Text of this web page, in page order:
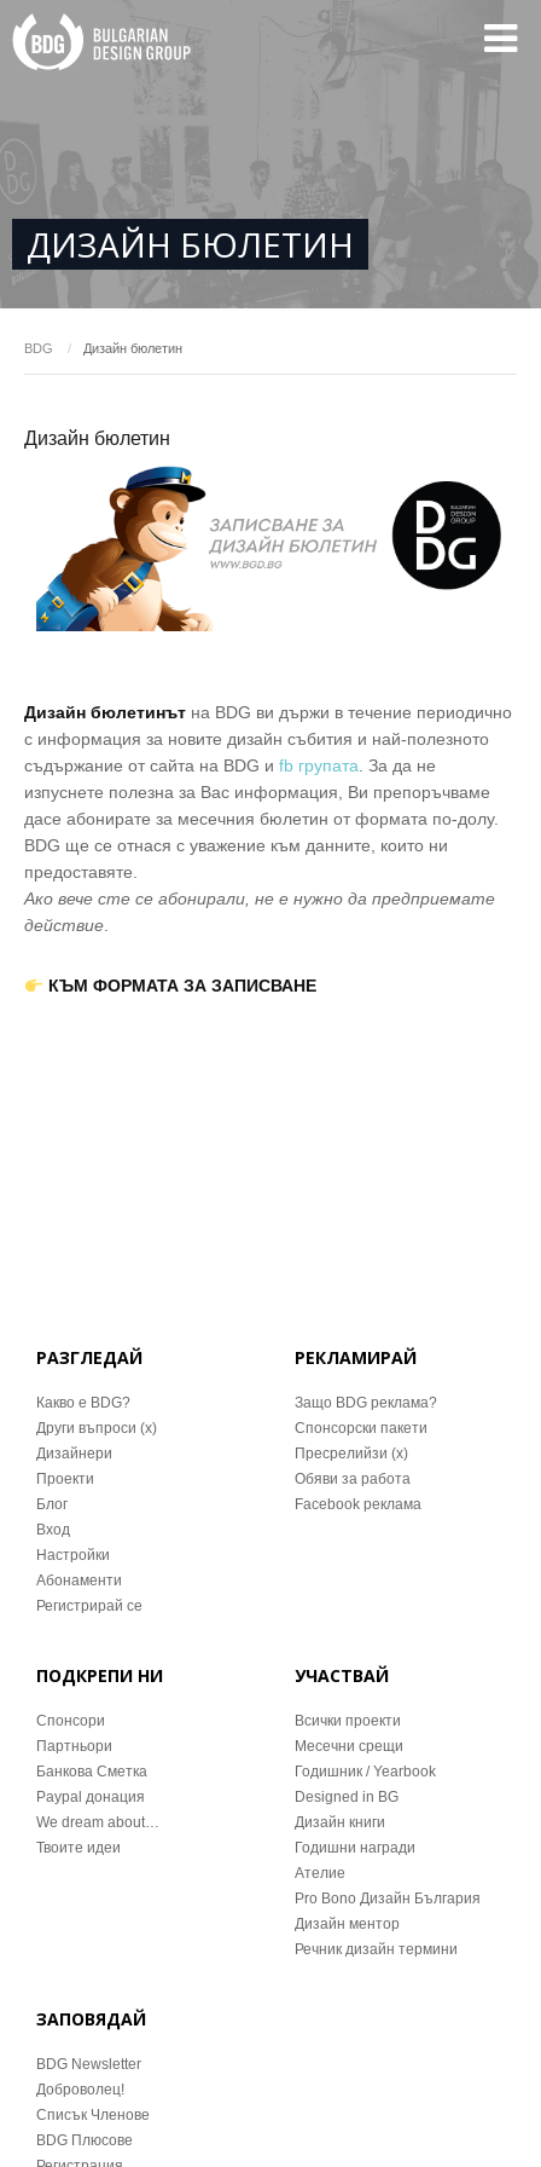
ДИЗАЙН БЮЛЕТИН
BDG Дизайн бюлетин
Дизайн бюлетин
Дизайн бюлетинът на BDG ви държи в течение периодично
с информация за новите дизайн събития и най-полезното
съдържание от сайта на BDG и fb групата. За да не
изпуснете полезна за Вас информация, Ви препоръчваме
дасе абонирате за месечния бюлетин от формата по-долу.
BDG ще се отнася с уважение към данните, които ни
предоставяте.
Ако вече сте се абонирали, не е нужно да предприемате
действие.
КЪМ ФОРМАТА ЗА ЗАПИСВАНЕ
РАЗГЛЕДАЙ
Какво е BDG?
Други въпроси (x)
Дизайнери
Проекти
Блог
Вход
Настройки
Абонаменти
Регистрирай се
РЕКЛАМИРАЙ
Защо BDG реклама?
Спонсорски пакети
Пресрелийзи (x)
Обяви за работа
Facebook реклама
ПОДКРЕПИ НИ
Спонсори
Партньори
Банкова Сметка
Paypal донация
We dream about…
Твоите идеи
УЧАСТВАЙ
Всички проекти
Месечни срещи
Годишник / Yearbook
Designed in BG
Дизайн книги
Годишни награди
Ателие
Pro Bono Дизайн България
Дизайн ментор
Речник дизайн термини
ЗАПОВЯДАЙ
BDG Newsletter
Доброволец!
Списък Членове
BDG Плюсове